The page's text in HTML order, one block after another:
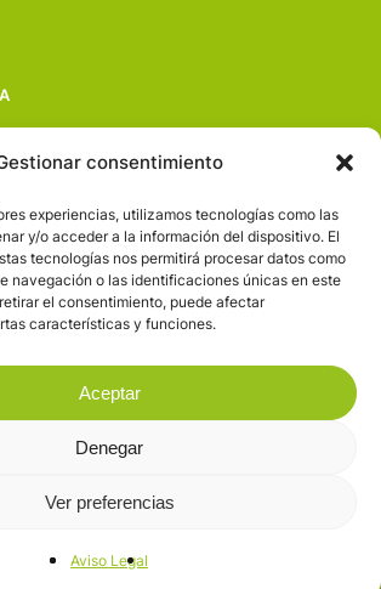
consentimiento
experiencias, utilizamos tecnologías como las
y/o acceder a la información del dispositivo. El
tecnologías nos permitirá procesar datos como
navegación o las identificaciones únicas en este
el consentimiento, puede afectar
características y funciones.
Aceptar
Denegar
Ver preferencias
Aviso Legal